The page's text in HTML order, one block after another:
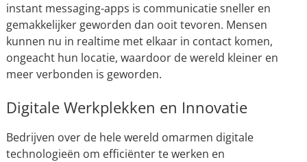
instant messaging-apps is communicatie sneller en
gemakkelijker geworden dan ooit tevoren. Mensen
kunnen nu in realtime met elkaar in contact komen,
ongeacht hun locatie, waardoor de wereld kleiner en
meer verbonden is geworden.
Digitale Werkplekken en Innovatie
Bedrijven over de hele wereld omarmen digitale
technologieën om efficiënter te werken en